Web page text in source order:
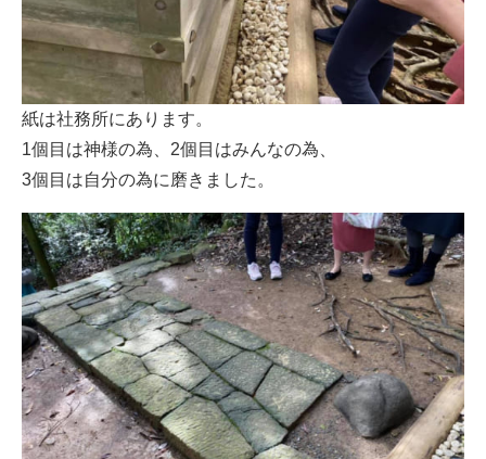
紙は社務所にあります。
1個目は神様の為、2個目はみんなの為、
3個目は自分の為に磨きました。